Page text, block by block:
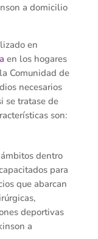
a domicilio
en
en los hogares
Comunidad de
necesarios
se tratase de
son:
dentro
para
que abarcan
deportivas
a